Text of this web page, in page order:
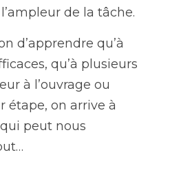
de la tâche.
d’apprendre qu’à
qu’à plusieurs
à l’ouvrage ou
étape, on arrive à
peut nous